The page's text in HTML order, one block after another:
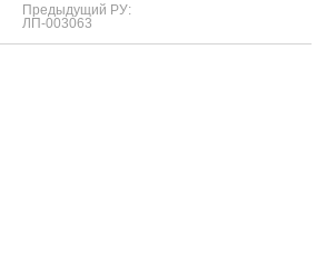
Предыдущий РУ:
ЛП-003063